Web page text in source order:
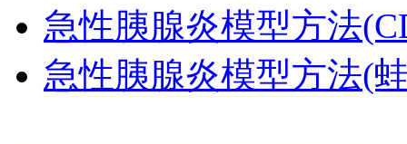
急性胰腺炎模型方法
急性胰腺炎模型方法(